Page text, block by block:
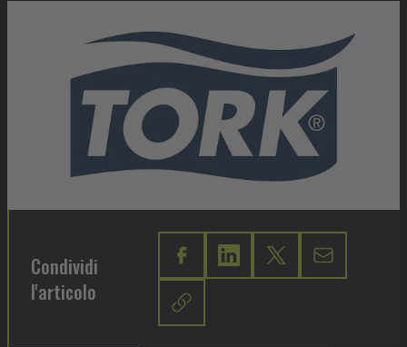
Condividi
l'articolo